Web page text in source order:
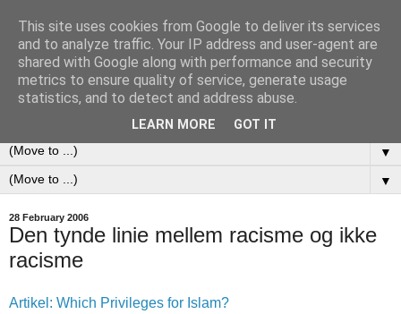
All that is not given is lost
Jan Hebnes' journal, a personal record of occurrences,
experiences and reflections.
▼
▼
28 February 2006
Den tynde linie mellem racisme og ikke
racisme
Artikel: Which Privileges for Islam?
This site uses cookies from Google to deliver its services
and to analyze traffic. Your IP address and user-agent are
shared with Google along with performance and security
metrics to ensure quality of service, generate usage
statistics, and to detect and address abuse.
LEARN MORE GOT IT